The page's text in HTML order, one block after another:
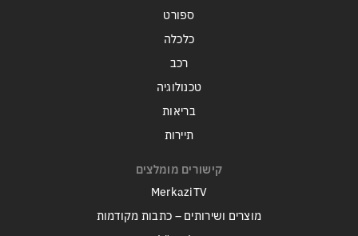
ספורט
כלכלה
רכב
טכנולוגיה
בריאות
תיירות
קישורים מומלצים
MerkaziTV
מוצרים ושירותים – כתבות מקודמות